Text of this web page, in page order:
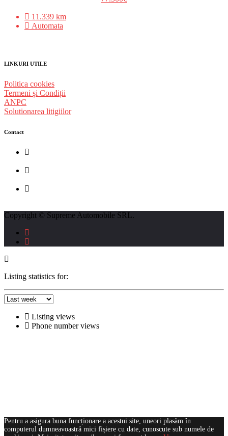
11.339 km
Automata
LINKURI UTILE
Politica cookies
Termeni și Condiții
ANPC
Solutionarea litigiilor
Contact
Copyright © Supreme Automobile SRL.
Listing statistics for:
Listing views
Phone number views
Pentru a asigura buna funcționare a acestui site, uneori plasăm în
computerul dumneavoastră mici fișiere cu date, cunoscute sub numele de